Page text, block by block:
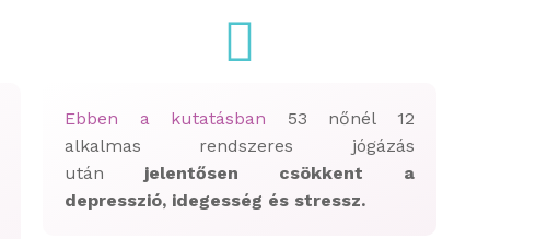
Ebben a kutatásban 53 nőnél 12
alkalmas rendszeres jógázás
után jelentősen csökkent a
depresszió, idegesség és stressz.